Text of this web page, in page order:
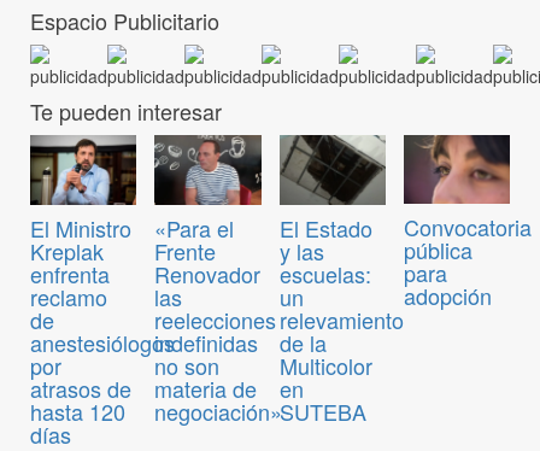
Espacio Publicitario
Te pueden interesar
El Ministro
Kreplak
enfrenta
reclamo
de
anestesiólogos
por
atrasos de
hasta 120
días
«Para el
Frente
Renovador
las
reelecciones
indefinidas
no son
materia de
negociación»
El Estado
y las
escuelas:
un
relevamiento
de la
Multicolor
en
SUTEBA
Convocatoria
pública
para
adopción